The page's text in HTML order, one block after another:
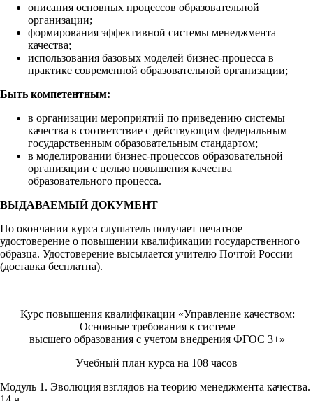
описания основных процессов образовательной
организации;
формирования эффективной системы менеджмента
качества;
использования базовых моделей бизнес-процесса в
практике современной образовательной организации;
Быть компетентным:
в организации мероприятий по приведению системы
качества в соответствие с действующим федеральным
государственным образовательным стандартом;
в моделировании бизнес-процессов образовательной
организации с целью повышения качества
образовательного процесса.
ВЫДАВАЕМЫЙ ДОКУМЕНТ
По окончании курса слушатель получает печатное
удостоверение о повышении квалификации государственного
образца. Удостоверение высылается учителю Почтой России
(доставка бесплатна).
Курс повышения квалификации «Управление качеством:
Основные требования к системе
высшего образования с учетом внедрения ФГОС 3+»
Учебный план курса на 108 часов
Модуль 1. Эволюция взглядов на теорию менеджмента качества.